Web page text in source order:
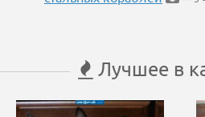
Лучшее в